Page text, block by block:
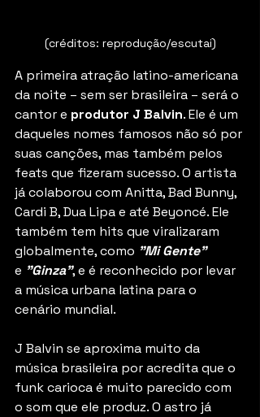
(créditos: reprodução/escutai)
A primeira atração latino-americana
da noite – sem ser brasileira – será o
cantor e produtor J Balvin. Ele é um
daqueles nomes famosos não só por
suas canções, mas também pelos
feats que fizeram sucesso. O artista
já colaborou com Anitta, Bad Bunny,
Cardi B, Dua Lipa e até Beyoncé. Ele
também tem hits que viralizaram
globalmente, como "Mi Gente"
e "Ginza", e é reconhecido por levar
a música urbana latina para o
cenário mundial.
J Balvin se aproxima muito da
música brasileira por acredita que o
funk carioca é muito parecido com
o som que ele produz. O astro já